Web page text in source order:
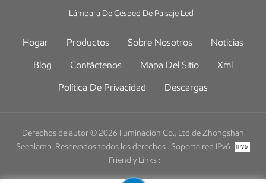
Lámpara De Césped De Paisaje Led
Hogar Productos Sobre Nosotros
Noticias
Blog
Contáctenos Mapa Del Sitio
Xml
Política De Privacidad
Descargas
Derechos de autor © 2026 Iluminación Co., Ltd de Zhongshan
Seenlamp .Reservados todos los derechos . Soporta red IPv6
Friendly Links :